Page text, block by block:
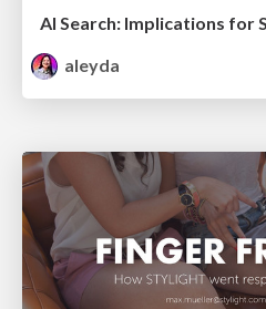
aleyda